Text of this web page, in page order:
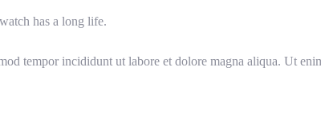
has a long life.
tempor incididunt ut labore et dolore magna aliqua. Ut